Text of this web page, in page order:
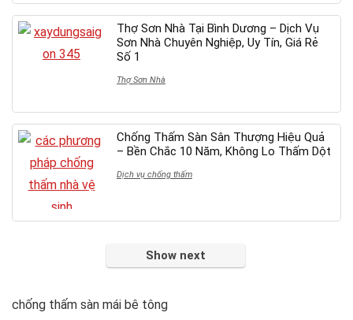
Thợ Sơn Nhà Tại Bình Dương – Dịch Vụ
Sơn Nhà Chuyên Nghiệp, Uy Tín, Giá Rẻ
Số 1
Thợ Sơn Nhà
Chống Thấm Sàn Sân Thượng Hiệu Quả
– Bền Chắc 10 Năm, Không Lo Thấm Dột
Dịch vụ chống thấm
Show next
chống thấm sàn mái bê tông